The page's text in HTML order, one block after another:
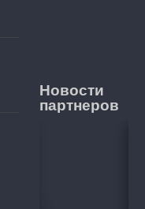
Новости
партнеров